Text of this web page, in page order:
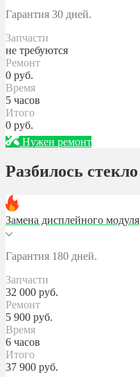
Гарантия 30 дней.
Запчасти
не требуются
Ремонт
0 руб.
Время
5 часов
Итого
0 руб.
Нужен ремонт
Разбилось стекло
Замена дисплейного модуля
Гарантия 180 дней.
Запчасти
32 000 руб.
Ремонт
5 900 руб.
Время
6 часов
Итого
37 900 руб.